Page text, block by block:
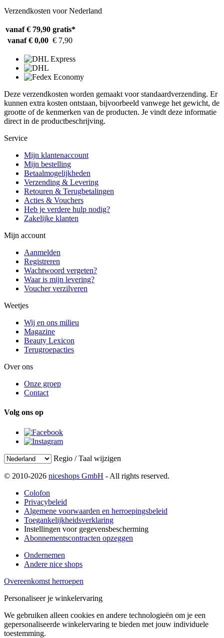
Verzendkosten voor Nederland
vanaf € 79,90 gratis*
vanaf € 0,00 € 7,90
Deze verzendkosten worden gemaakt voor standaardverzending. Er
kunnen extra kosten ontstaan, bijvoorbeeld vanwege het gewicht, de
grootte of de kenmerken van de producten. Je vindt deze informatie
direct in de productbeschrijving.
Service
Mijn klantenaccount
Mijn bestelling
Betaalmogelijkheden
Verzending & Levering
Retouren & Terugbetalingen
Acties & Vouchers
Heb je verdere hulp nodig?
Zakelijke klanten
Mijn account
Aanmelden
Registreren
Wachtwoord vergeten?
Waar is mijn levering?
Voucher verzilveren
Weetjes
Wij en ons milieu
Magazine
Beauty Lexicon
Terugroepacties
Over ons
Onze groep
Contact
Volg ons op
Regio / Taal wijzigen
© 2010-2026 niceshops GmbH - All rights reserved.
Colofon
Privacybeleid
Algemene voorwaarden en herroepingsbeleid
Toegankelijkheidsverklaring
Instellingen voor gegevensbescherming
Abonnementscontracten opzeggen
Ondernemen
Andere nice shops
Overeenkomst herroepen
Personaliseer je winkelervaring
We gebruiken alleen cookies en andere technologieën om je een
gepersonaliseerde winkelervaring te bieden met jouw individuele
toestemming.